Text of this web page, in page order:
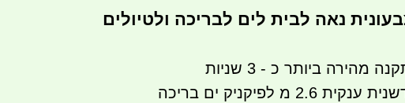
נאה לבית לים לבריכה ולטיולים
מהירה ביותר כ - 3 שניות
2.6 מ לפיקניק ים בריכה